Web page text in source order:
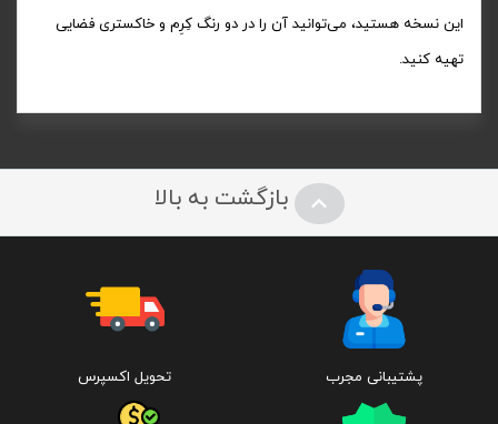
این نسخه هستید، می‌توانید آن را در دو رنگ کِرِم و خاکستری فضایی
تهیه کنید.
بازگشت به بالا
پشتیبانی مجرب تحویل اکسپرس